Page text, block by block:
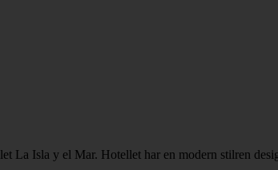
La Isla y el Mar. Hotellet har en modern stilren